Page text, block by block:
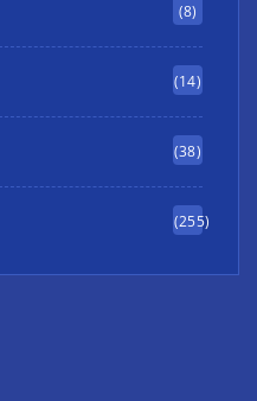
(8)
(14)
(38)
(255)